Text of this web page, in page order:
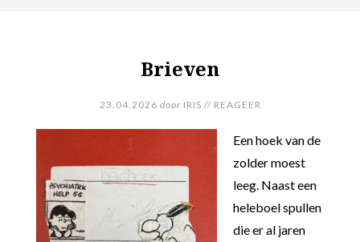
Brieven
23.04.2026 door IRIS // REAGEER
Een hoek van de
zolder moest
leeg. Naast een
heleboel spullen
die er al jaren